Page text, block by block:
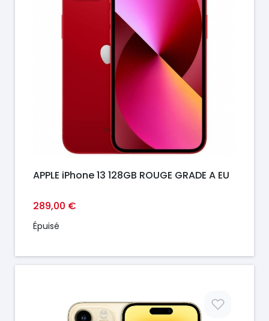
APPLE iPhone 13 128GB ROUGE GRADE A EU
289,00 €
Épuisé